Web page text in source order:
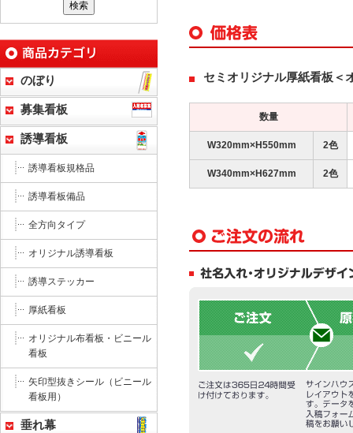
セミオリジナル厚紙看板＜
数量
W320mm×H550mm 2色
W340mm×H627mm 2色
のぼり
募集看板
誘導看板
誘導看板規格品
誘導看板備品
全方向タイプ
オリジナル誘導看板
誘導ステッカー
厚紙看板
オリジナル布看板・ビニール
看板
矢印型抜きシール（ビニール
看板用）
垂れ幕